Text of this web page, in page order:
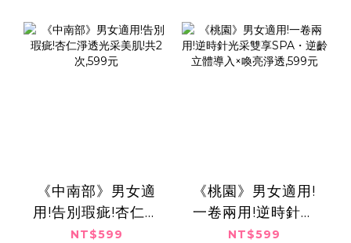
《中南部》男女適
用!告別瑕疵!杏仁淨
透光采美肌!共2
NT$599
《桃園》男女適用!
一卷兩用!逆時針光
采雙享SPA・逆齡
NT$599